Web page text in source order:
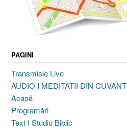
PAGINI
Transmisie Live
AUDIO I MEDITATII DIN CUVANT
Acasă
Programări
Text I Studiu Biblic